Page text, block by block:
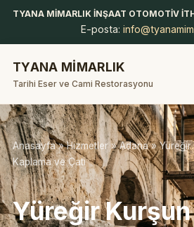
E-posta:
TYANA MİMARLIK
Tarihi Eser ve Cami Restorasyonu
Anasayfa»Hizmetler»Adana»Yüreğir
Kaplama ve Çatı
Yüreğir